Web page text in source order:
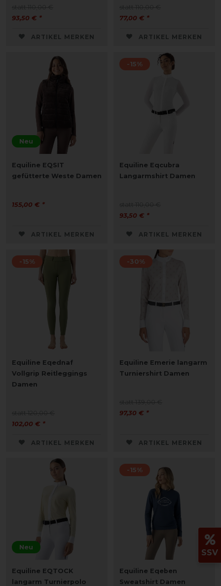
93,50 € *
ARTIKEL MERKEN
77,00 € *
ARTIKEL MERKEN
Neu
Equiline EQSIT
gefütterte Weste Damen
155,00 € *
ARTIKEL MERKEN
-15%
Equiline Eqcubra
Langarmshirt Damen
93,50 € *
ARTIKEL MERKEN
-15%
Equiline Eqednaf
Vollgrip Reitleggings
Damen
102,00 € *
ARTIKEL MERKEN
-30%
Equiline Emerie langarm
Turniershirt Damen
97,30 € *
ARTIKEL MERKEN
Neu
Equiline EQTOCK
langarm Turnierpolo
-15%
Equiline Eqeben
Sweatshirt Damen
SSV